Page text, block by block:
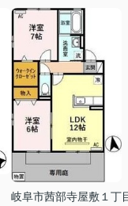
岐阜市茜部寺屋敷１丁